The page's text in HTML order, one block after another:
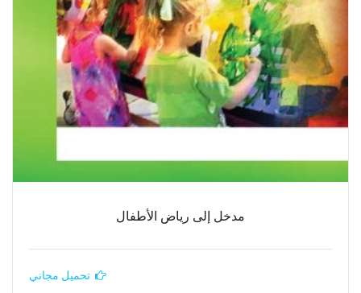
مدخل إلى رياض الأطفال
تحميل مجاني